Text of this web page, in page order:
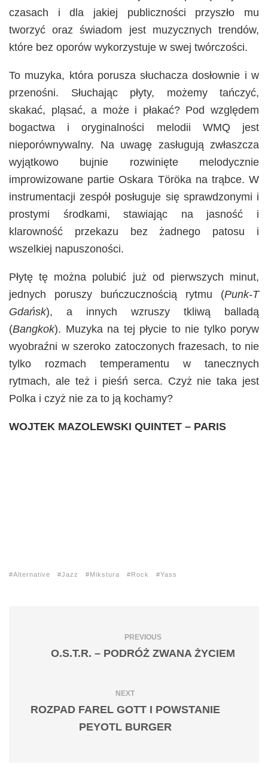
czasach i dla jakiej publiczności przyszło mu
tworzyć oraz świadom jest muzycznych trendów,
które bez oporów wykorzystuje w swej twórczości.
To muzyka, która porusza słuchacza dosłownie i w
przenośni. Słuchając płyty, możemy tańczyć,
skakać, pląsać, a może i płakać? Pod względem
bogactwa i oryginalności melodii WMQ jest
nieporównywalny. Na uwagę zasługują zwłaszcza
wyjątkowo bujnie rozwinięte melodycznie
improwizowane partie Oskara Töröka na trąbce. W
instrumentacji zespół posługuje się sprawdzonymi i
prostymi środkami, stawiając na jasność i
klarowność przekazu bez żadnego patosu i
wszelkiej napuszoności.
Płytę tę można polubić już od pierwszych minut,
jednych poruszy buńczucznością rytmu (Punk-T
Gdańsk), a innych wzruszy tkliwą balladą
(Bangkok). Muzyka na tej płycie to nie tylko poryw
wyobraźni w szeroko zatoczonych frazesach, to nie
tylko rozmach temperamentu w tanecznych
rytmach, ale też i pieśń serca. Czyż nie taka jest
Polka i czyż nie za to ją kochamy?
WOJTEK MAZOLEWSKI QUINTET – PARIS
Alternative Jazz Mikstura Rock Yass
PREVIOUS
O.S.T.R. – PODRÓŻ ZWANA ŻYCIEM
NEXT
ROZPAD FAREL GOTT I POWSTANIE
PEYOTL BURGER